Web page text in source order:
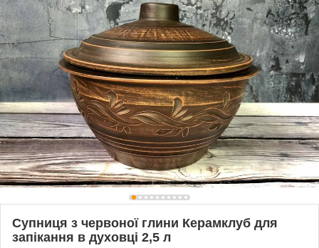
Супниця з червоної глини Керамклуб для
запікання в духовці 2,5 л